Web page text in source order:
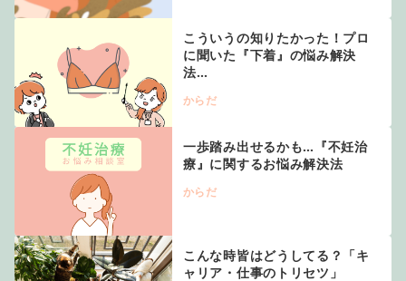
こういうの知りたかった！プロ
に聞いた『下着』の悩み解決
法…
からだ
一歩踏み出せるかも…『不妊治
療』に関するお悩み解決法
からだ
こんな時皆はどうしてる？「キ
ャリア・仕事のトリセツ」